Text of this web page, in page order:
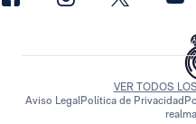
VER TODOS
Aviso LegalPolítica de Privacidad